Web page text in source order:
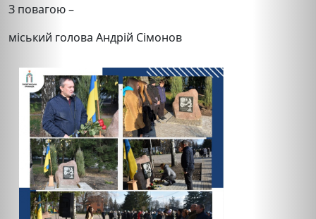
З повагою –
міський голова Андрій Сімонов